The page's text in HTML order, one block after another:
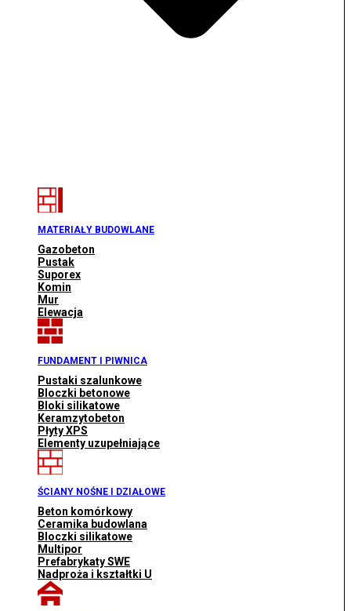
MATERIAŁY BUDOWLANE
Gazobeton
Pustak
Suporex
Komin
Mur
Elewacja
FUNDAMENT I PIWNICA
Pustaki szalunkowe
Bloczki betonowe
Bloki silikatowe
Keramzytobeton
Płyty XPS
Elementy uzupełniające
ŚCIANY NOŚNE I DZIAŁOWE
Beton komórkowy
Ceramika budowlana
Bloczki silikatowe
Multipor
Prefabrykaty SWE
Nadproża i kształtki U